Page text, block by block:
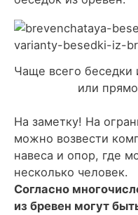
Чаще всего беседки
или
На заметку! На
можно возвести
навеса и опор, где
несколько человек.
Согласно
из бревен могут